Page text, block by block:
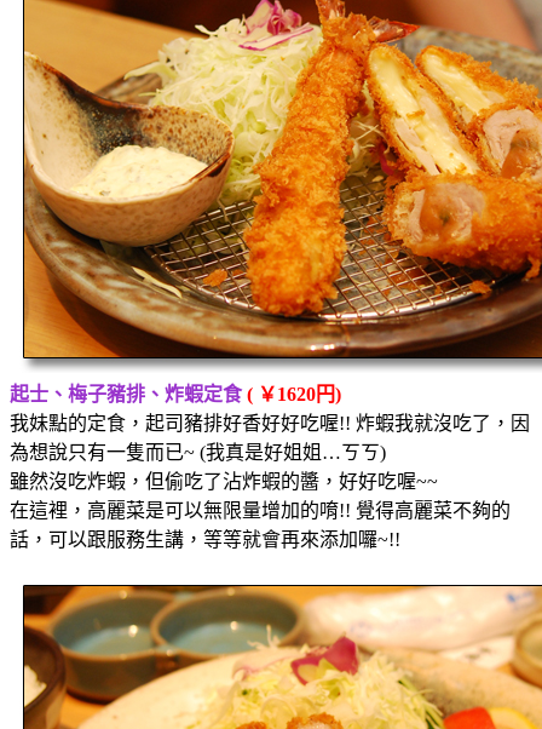
起士、梅子豬排、炸蝦定食( ￥1620円)
我妹點的定食，起司豬排好香好好吃喔!! 炸蝦我就沒吃了，因
為想說只有一隻而已~ (我真是好姐姐…ㄎㄎ)
雖然沒吃炸蝦，但偷吃了沾炸蝦的醬，好好吃喔~~
在這裡，高麗菜是可以無限量增加的唷!! 覺得高麗菜不夠的
話，可以跟服務生講，等等就會再來添加囉~!!